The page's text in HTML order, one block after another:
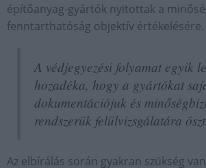
építőanyag-gyártók nyitottak a
fenntarthatóság objektív értékelésére.
A védjegyezési folyamat egyik
hozadéka, hogy a gyártókat
dokumentációjuk és
rendszerük felülvizsgálatára
Az elbírálás során gyakran szükség